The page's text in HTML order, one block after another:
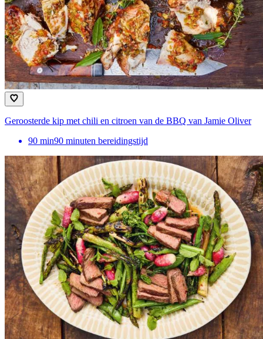
Geroosterde kip met chili en citroen van de BBQ van Jamie Oliver
90 min90 minuten bereidingstijd